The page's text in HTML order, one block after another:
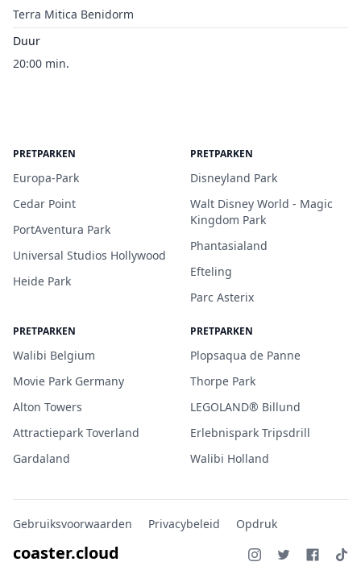
Terra Mitica Benidorm
Duur
20:00 min.
PRETPARKEN
Europa-Park
Cedar Point
PortAventura Park
Universal Studios Hollywood
Heide Park
PRETPARKEN
Disneyland Park
Walt Disney World - Magic
Kingdom Park
Phantasialand
Efteling
Parc Asterix
PRETPARKEN
Walibi Belgium
Movie Park Germany
Alton Towers
Attractiepark Toverland
Gardaland
PRETPARKEN
Plopsaqua de Panne
Thorpe Park
LEGOLAND® Billund
Erlebnispark Tripsdrill
Walibi Holland
Gebruiksvoorwaarden Privacybeleid Opdruk
coaster.cloud